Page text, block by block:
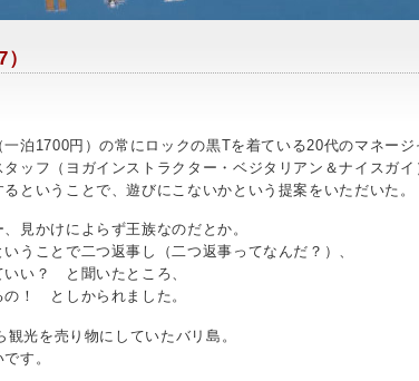
泊1700円）の常にロックの黒Tを着ている20代のマネージ
ッフ（ヨガインストラクター・ベジタリアン＆ナイスガイ
ということで、遊びにこないかという提案をいただいた。
見かけによらず王族なのだとか。
うことで二つ返事し（二つ返事ってなんだ？）、
いい？ と聞いたところ、
の！ としかられました。
観光を売り物にしていたバリ島。
す。